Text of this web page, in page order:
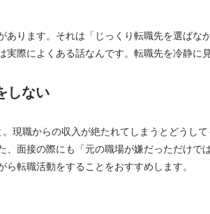
ります。それは「じっくり転職先を選ば
際によくある話なんです。転職先を冷静に
しない
現職からの収入が絶たれてしまうとどうし
、面接の際にも「元の職場が嫌だっただけ
転職活動をすることをおすすめします。